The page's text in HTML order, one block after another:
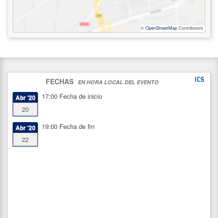
© OpenStreetMap Contributors
FECHAS EN HORA LOCAL DEL EVENTO
Abr '20
20
17:00 Fecha de inicio
Abr '20
22
19:00 Fecha de fin